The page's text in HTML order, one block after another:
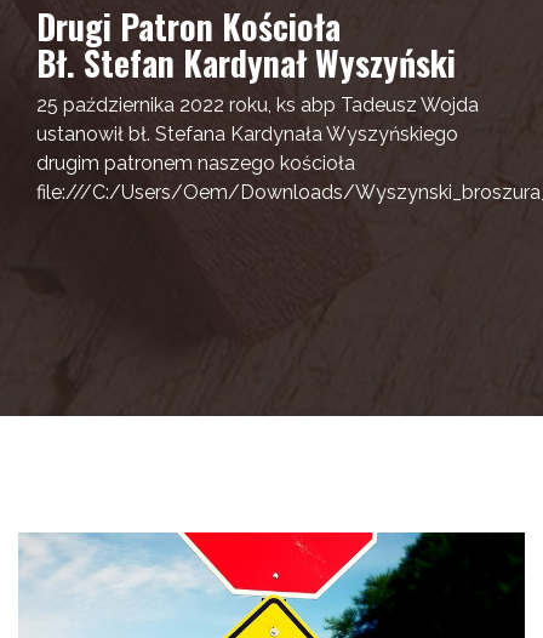
Drugi Patron Kościoła
Bł. Stefan Kardynał Wyszyński
25 października 2022 roku, ks abp Tadeusz Wojda
ustanowił bł. Stefana Kardynała Wyszyńskiego
drugim patronem naszego kościoła
file:///C:/Users/Oem/Downloads/